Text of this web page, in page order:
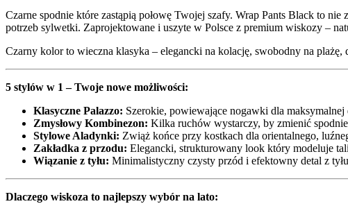
Czarne spodnie które zastąpią połowę Twojej szafy. Wrap Pants Black to
potrzeb sylwetki. Zaprojektowane i uszyte w Polsce z premium wiskozy –
Czarny kolor to wieczna klasyka – elegancki na kolację, swobodny na plażę,
5 stylów w 1 – Twoje nowe możliwości:
Klasyczne Palazzo: Szerokie, powiewające nogawki dla
Zmysłowy Kombinezon: Kilka ruchów wystarczy, by zmienić
Stylowe Aladynki: Zwiąż końce przy kostkach dla orientalnego,
Zakładka z przodu: Elegancki, strukturowany look który modeluje
Wiązanie z tyłu: Minimalistyczny czysty przód i efektowny detal z
Dlaczego wiskoza to najlepszy wybór na lato: